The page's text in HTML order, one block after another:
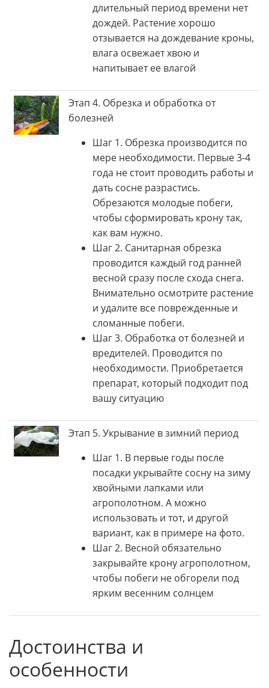
длительный период времени нет
дождей. Растение хорошо
отзывается на дождевание кроны,
влага освежает хвою и
напитывает ее влагой
Этап 4. Обрезка и обработка от
болезней
Шаг 1. Обрезка производится по
мере необходимости. Первые 3-4
года не стоит проводить работы и
дать сосне разрастись.
Обрезаются молодые побеги,
чтобы сформировать крону так,
как вам нужно.
Шаг 2. Санитарная обрезка
проводится каждый год ранней
весной сразу после схода снега.
Внимательно осмотрите растение
и удалите все поврежденные и
сломанные побеги.
Шаг 3. Обработка от болезней и
вредителей. Проводится по
необходимости. Приобретается
препарат, который подходит под
вашу ситуацию
Этап 5. Укрывание в зимний период
Шаг 1. В первые годы после
посадки укрывайте сосну на зиму
хвойными лапками или
агрополотном. А можно
использовать и тот, и другой
вариант, как в примере на фото.
Шаг 2. Весной обязательно
закрывайте крону агрополотном,
чтобы побеги не обгорели под
ярким весенним солнцем
Достоинства и
особенности